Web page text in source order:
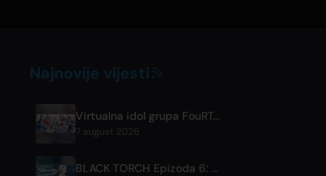
Najnovije vijesti
Virtualna idol grupa FouRTe Project debitira s albumom 'ALL IN' u produkciji m-flo-a ☆Taku Takahashi-ja
7 august 2026
BLACK TORCH Epizoda 6: Pregled i Detalji o Streamingu